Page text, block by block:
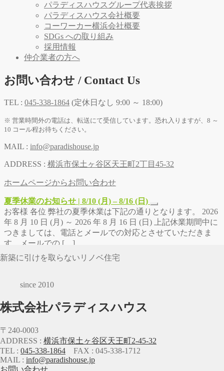
新築に引けを取らないリノベ住宅
since 2010
株式会社パラディスハウス
〒240-0003
ADDRESS : 横浜市保土ヶ谷区天王町2-45-32
TEL : 045-338-1864 FAX : 045-338-1712
MAIL : info@paradishouse.jp
お問い合わせ
パラディスハウスグループ代表挨拶
パラディスハウス会社概要
コーワーカー横浜会社概要
SDGs への取り組み
採用情報
仲介業者の方へ
お問い合わせ / Contact Us
TEL : 045-338-1864 (定休日なし 9:00 ～ 18:00)
※ 営業時間外の電話は、転送にて受信しています。恐れ入りますが、8 ～
10 コール程お待ちください。
MAIL : info@paradishouse.jp
ADDRESS : 横浜市保土ヶ谷区天王町2丁目45-32
ホームページからお問い合わせ
夏季休業のお知らせ | 8/10 (月) – 8/16 (日)
お客様 各位 弊社の夏季休業は下記の通りとなります。 2026
年 8 月 10 日 (月) ～ 2026 年 8 月 16 日 (日) 上記休業期間中に
つきましては、電話とメールでの対応とさせていただきま
す。メールでの […]